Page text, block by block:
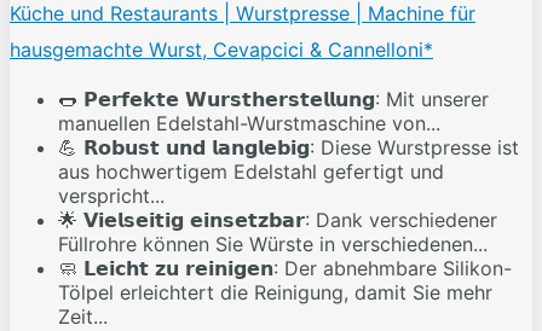
Küche und Restaurants | Wurstpresse | Machine für
hausgemachte Wurst, Cevapcici & Cannelloni*
🌭 𝗣𝗲𝗿𝗳𝗲𝗸𝘁𝗲 𝗪𝘂𝗿𝘀𝘁𝗵𝗲𝗿𝘀𝘁𝗲𝗹𝗹𝘂𝗻𝗴: Mit unserer
manuellen Edelstahl-Wurstmaschine von...
💪 𝗥𝗼𝗯𝘂𝘀𝘁 𝘂𝗻𝗱 𝗹𝗮𝗻𝗴𝗹𝗲𝗯𝗶𝗴: Diese Wurstpresse ist
aus hochwertigem Edelstahl gefertigt und
verspricht...
🌟 𝗩𝗶𝗲𝗹𝘀𝗲𝗶𝘁𝗶𝗴 𝗲𝗶𝗻𝘀𝗲𝘁𝘇𝗯𝗮𝗿: Dank verschiedener
Füllrohre können Sie Würste in verschiedenen...
🧼 𝗟𝗲𝗶𝗰𝗵𝘁 𝘇𝘂 𝗿𝗲𝗶𝗻𝗶𝗴𝗲𝗻: Der abnehmbare Silikon-
Tölpel erleichtert die Reinigung, damit Sie mehr
Zeit...